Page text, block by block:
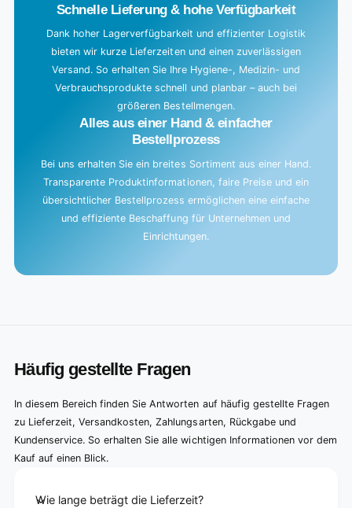
Schnelle Lieferung & hohe Verfügbarkeit
Dank hoher Lagerverfügbarkeit und effizienter Logistik
bieten wir kurze Lieferzeiten und einen zuverlässigen
Versand. So erhalten Sie Ihre Hygiene-, Medizin- und
Verbrauchsprodukte schnell und planbar – auch bei
größeren Bestellmengen.
Alles aus einer Hand & einfacher
Bestellprozess
Bei uns erhalten Sie ein breites Sortiment aus einer Hand.
Transparente Produktinformationen, faire Preise und ein
übersichtlicher Bestellprozess ermöglichen eine einfache
und effiziente Beschaffung für Unternehmen und
Einrichtungen.
Häufig gestellte Fragen
In diesem Bereich finden Sie Antworten auf häufig gestellte Fragen
zu Lieferzeit, Versandkosten, Zahlungsarten, Rückgabe und
Kundenservice. So erhalten Sie alle wichtigen Informationen vor dem
Kauf auf einen Blick.
Wie lange beträgt die Lieferzeit?